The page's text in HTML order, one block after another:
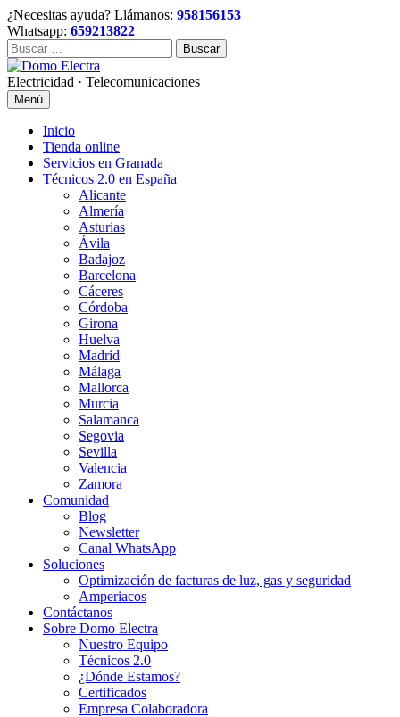
Skip
to
content
¿Necesitas ayuda? Llámanos: 958156153
Whatsapp: 659213822
Buscar:
Electricidad · Telecomunicaciones
Menú
Inicio
Tienda online
Servicios en Granada
Técnicos 2.0 en España
Alicante
Almería
Asturias
Ávila
Badajoz
Barcelona
Cáceres
Córdoba
Girona
Huelva
Madrid
Málaga
Mallorca
Murcia
Salamanca
Segovia
Sevilla
Valencia
Zamora
Comunidad
Blog
Newsletter
Canal WhatsApp
Soluciones
Optimización de facturas de luz, gas y seguridad
Amperiacos
Contáctanos
Sobre Domo Electra
Nuestro Equipo
Técnicos 2.0
¿Dónde Estamos?
Certificados
Empresa Colaboradora